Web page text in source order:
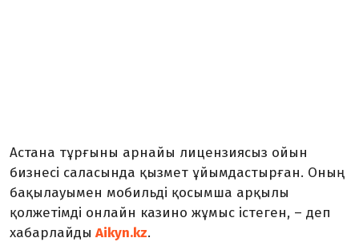
Астана тұрғыны арнайы лицензиясыз ойын
бизнесі саласында қызмет ұйымдастырған. Оның
бақылауымен мобильді қосымша арқылы
қолжетімді онлайн казино жұмыс істеген, – деп
хабарлайды Aikyn.kz.